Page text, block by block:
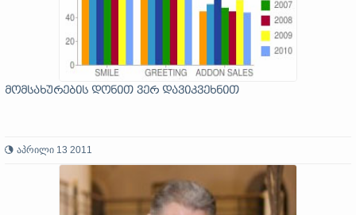
მომსახურების დონით ვერ დავიკვეხნით
აპრილი 13 2011